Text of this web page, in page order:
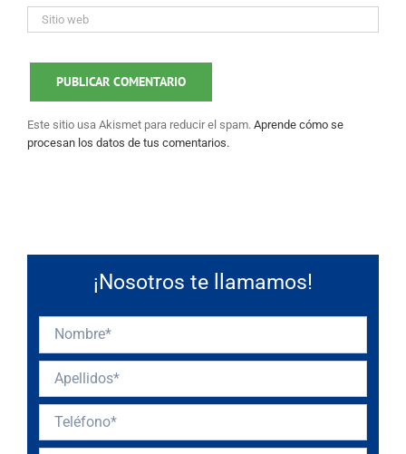
Este sitio usa Akismet para reducir el spam. Aprende cómo se
procesan los datos de tus comentarios.
¡Nosotros te llamamos!